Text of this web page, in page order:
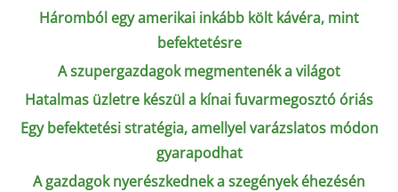
Háromból egy amerikai inkább költ kávéra, mint
befektetésre
A szupergazdagok megmentenék a világot
Hatalmas üzletre készül a kínai fuvarmegosztó óriás
Egy befektetési stratégia, amellyel varázslatos módon
gyarapodhat
A gazdagok nyerészkednek a szegények éhezésén